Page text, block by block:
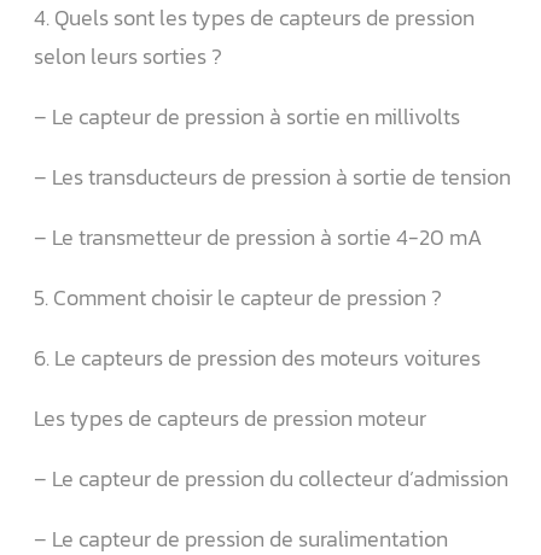
4. Quels sont les types de capteurs de pression
selon leurs sorties ?
– Le capteur de pression à sortie en millivolts
– Les transducteurs de pression à sortie de tension
– Le transmetteur de pression à sortie 4-20 mA
5. Comment choisir le capteur de pression ?
6. Le capteurs de pression des moteurs voitures
Les types de capteurs de pression moteur
– Le capteur de pression du collecteur d’admission
– Le capteur de pression de suralimentation